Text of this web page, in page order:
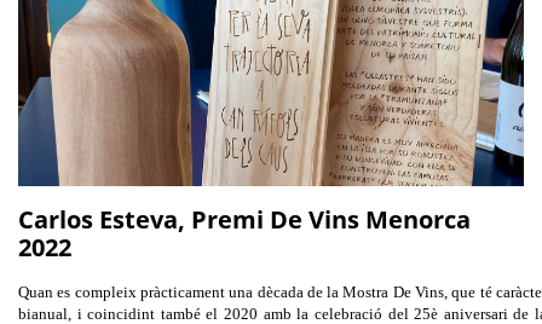
Carlos Esteva, Premi De Vins Menorca
2022
Quan es compleix pràcticament una dècada de la Mostra De Vins, que té
bianual, i coincidint també el 2020 amb la celebració del 25è aniversari de